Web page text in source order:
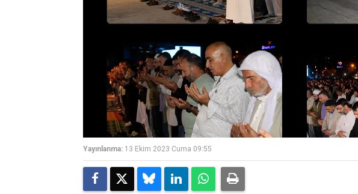
Yayınlanma: 13 Ekim 2023 Cuma 09:55